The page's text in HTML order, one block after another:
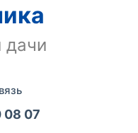
дачи
08 07